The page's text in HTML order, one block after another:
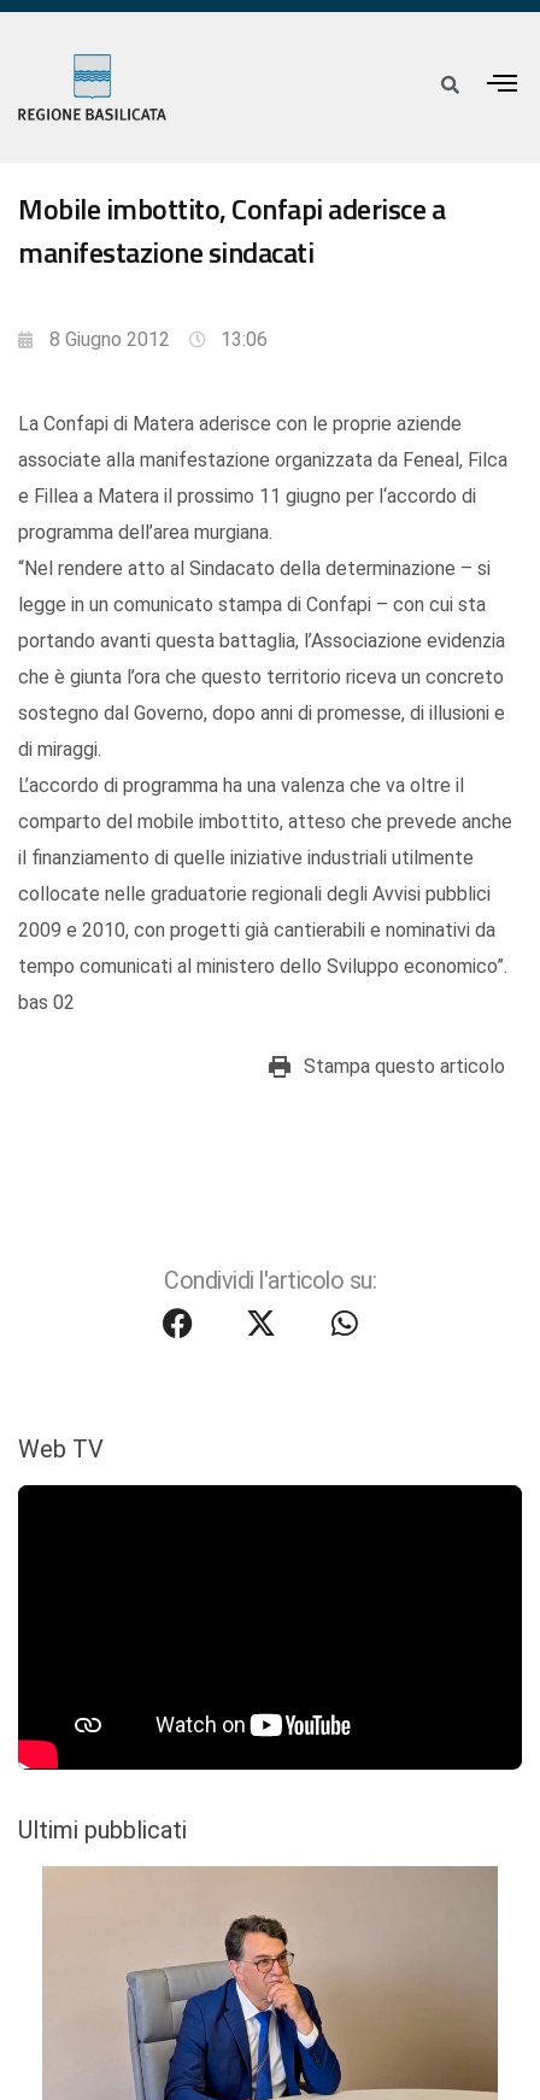
Mobile imbottito, Confapi aderisce a
manifestazione sindacati
8 Giugno 2012 13:06
La Confapi di Matera aderisce con le proprie aziende
associate alla manifestazione organizzata da Feneal, Filca
e Fillea a Matera il prossimo 11 giugno per l‘accordo di
programma dell’area murgiana.
“Nel rendere atto al Sindacato della determinazione – si
legge in un comunicato stampa di Confapi – con cui sta
portando avanti questa battaglia, l’Associazione evidenzia
che è giunta l’ora che questo territorio riceva un concreto
sostegno dal Governo, dopo anni di promesse, di illusioni e
di miraggi.
L’accordo di programma ha una valenza che va oltre il
comparto del mobile imbottito, atteso che prevede anche
il finanziamento di quelle iniziative industriali utilmente
collocate nelle graduatorie regionali degli Avvisi pubblici
2009 e 2010, con progetti già cantierabili e nominativi da
tempo comunicati al ministero dello Sviluppo economico”.
bas 02
Stampa questo articolo
Condividi l'articolo su:
Web TV
Ultimi pubblicati